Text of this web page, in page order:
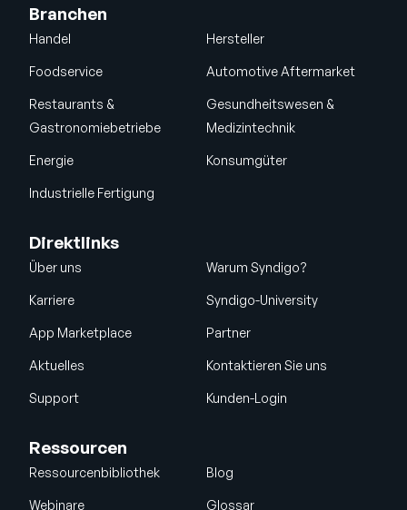
Branchen
Handel Hersteller
Foodservice Automotive Aftermarket
Restaurants &
Gastronomiebetriebe
Gesundheitswesen &
Medizintechnik
Energie Konsumgüter
Industrielle Fertigung
Direktlinks
Über uns Warum Syndigo?
Karriere Syndigo-University
App Marketplace Partner
Aktuelles Kontaktieren Sie uns
Support Kunden-Login
Ressourcen
Ressourcenbibliothek Blog
Webinare Glossar